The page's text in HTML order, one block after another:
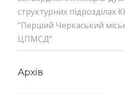
структурних підрозділах
“Перший Черкаський
ЦПМСД”
Архів